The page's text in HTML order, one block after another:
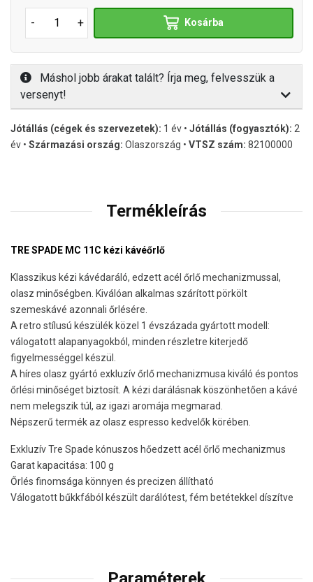
- + Kosárba
Máshol jobb árakat talált? Írja meg, felvesszük a
versenyt!
Jótállás (cégek és szervezetek): 1 év • Jótállás (fogyasztók): 2
év • Származási ország: Olaszország • VTSZ szám: 82100000
Termékleírás
TRE SPADE MC 11C kézi kávéőrlő
Klasszikus kézi kávédaráló, edzett acél őrlő mechanizmussal,
olasz minőségben. Kiválóan alkalmas szárított pörkölt
szemeskávé azonnali őrlésére.
A retro stílusú készülék közel 1 évszázada gyártott modell:
válogatott alapanyagokból, minden részletre kiterjedő
figyelmességgel készül.
A híres olasz gyártó exkluzív őrlő mechanizmusa kiváló és pontos
őrlési minőséget biztosít. A kézi darálásnak köszönhetően a kávé
nem melegszik túl, az igazi aromája megmarad.
Népszerű termék az olasz espresso kedvelők körében.
Exkluzív Tre Spade kónuszos hőedzett acél őrlő mechanizmus
Garat kapacitása: 100 g
Őrlés finomsága könnyen és precizen állítható
Válogatott bűkkfából készült darálótest, fém betétekkel díszítve